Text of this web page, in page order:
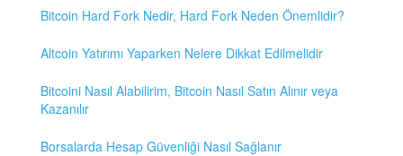
Bitcoin Hard Fork Nedir, Hard Fork Neden Önemlidir?
Altcoin Yatırımı Yaparken Nelere Dikkat Edilmelidir
Bitcoini Nasıl Alabilirim, Bitcoin Nasıl Satın Alınır veya
Kazanılır
Borsalarda Hesap Güvenliği Nasıl Sağlanır